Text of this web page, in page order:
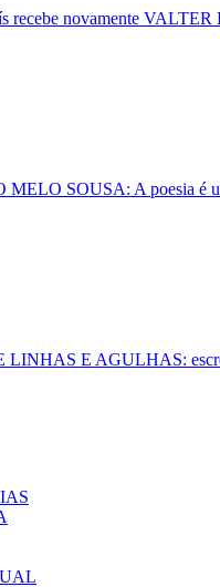
recebe novamente
MELO SOUSA: A poesia é
LINHAS E AGULHAS: